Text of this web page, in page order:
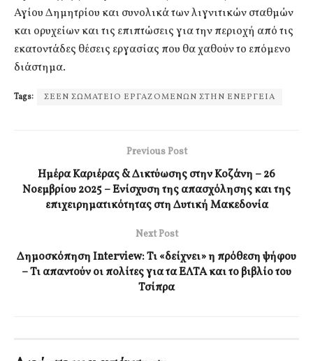
Αγίου Δημητρίου και συνολικά των λιγνιτικών σταθμών
και ορυχείων και τις επιπτώσεις για την περιοχή από τις
εκατοντάδες θέσεις εργασίας που θα χαθούν το επόμενο
διάστημα.
Tags: ΣΕΕΝ ΣΩΜΑΤΕΙΟ ΕΡΓΑΖΟΜΕΝΩΝ ΣΤΗΝ ΕΝΕΡΓΕΙΑ
Previous Post
Ημέρα Καριέρας & Δικτύωσης στην Κοζάνη – 26
Νοεμβρίου 2025 – Ενίσχυση της απασχόλησης και της
επιχειρηματικότητας στη Δυτική Μακεδονία
Next Post
Δημοσκόπηση Ιnterview: Τι «δείχνει» η πρόθεση ψήφου
– Τι απαντούν οι πολίτες για τα ΕΛΤΑ και το βιβλίο του
Τσίπρα